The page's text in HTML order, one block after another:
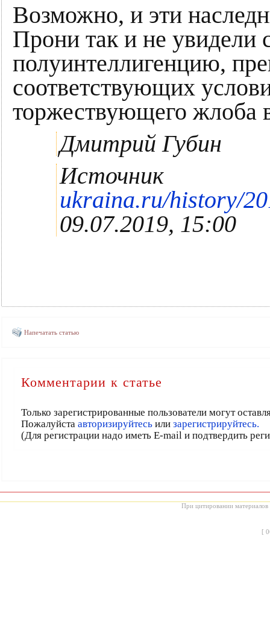
Возможно, и эти
Прони так и не увидели
полуинтеллигенцию,
соответствующих
торжествующего жлоба
Дмитрий Губин
Источник
ukraina.ru/history/
09.07.2019, 15:00
Напечатать статью
Комментарии к статье
Только зарегистрированные пользователи могут
Пожалуйста авторизируйтесьили зарегистрируйтесь.
(Для регистрации надо иметь E-mail и подтвердить
При цитировании материалов
[